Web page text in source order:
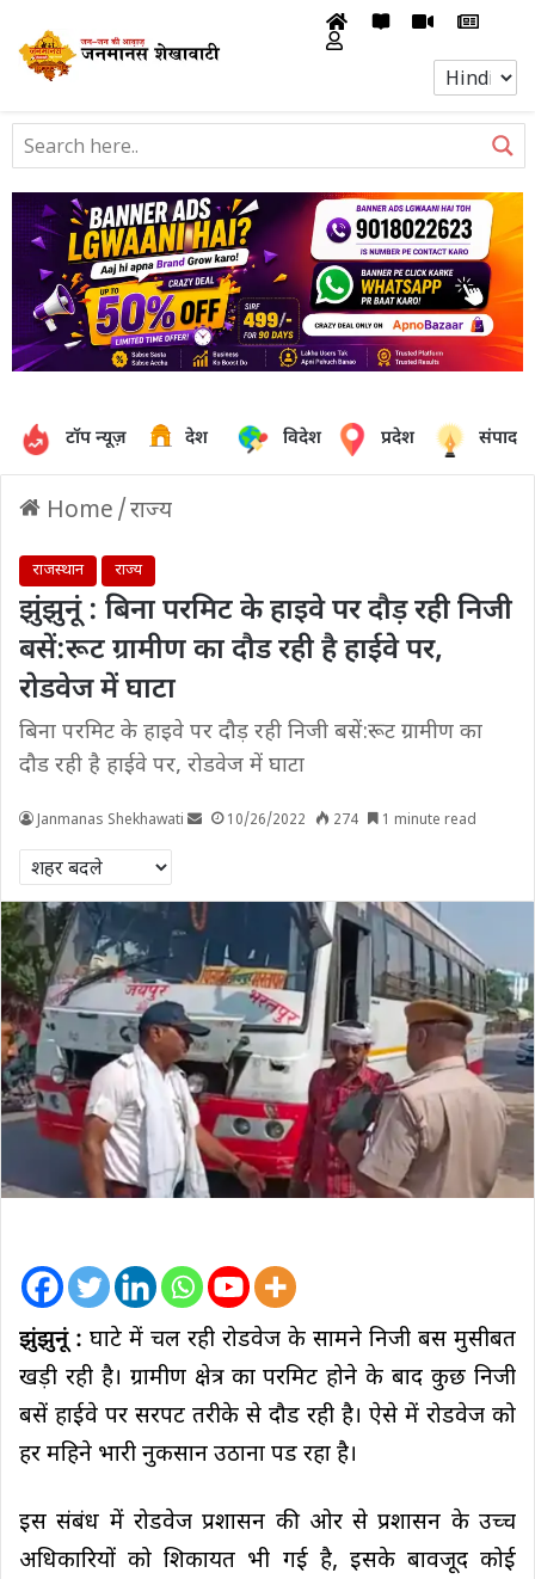
टॉप न्यूज़ देश विदेश प्रदेश
Home /राज्य
राजस्थान राज्य
झुंझुनूं : बिना परमिट के हाइवे पर दौड़ रही निजी
बसें:रूट ग्रामीण का दौड रही है हाईवे पर,
रोडवेज में घाटा
बिना परमिट के हाइवे पर दौड़ रही निजी बसें:रूट ग्रामीण का
दौड रही है हाईवे पर, रोडवेज में घाटा
Janmanas Shekhawati 10/26/2022 274 1 minute read
झुंझुनूं : घाटे में चल रही रोडवेज के सामने निजी बस मुसीबत
खड़ी रही है। ग्रामीण क्षेत्र का परमिट होने के बाद कुछ निजी
बसें हाईवे पर सरपट तरीके से दौड रही है। ऐसे में रोडवेज को
हर महिने भारी नुकसान उठाना पड रहा है।
इस संबंध में रोडवेज प्रशासन की ओर से प्रशासन के उच्च
अधिकारियों को शिकायत भी गई है, इसके बावजूद कोई